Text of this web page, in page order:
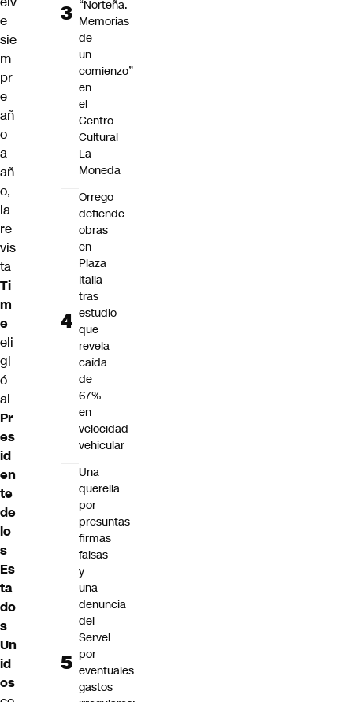
e
sie
m
pr
e
añ
o
a
añ
o,
la
re
vis
ta
Ti
m
e
eli
gi
ó
al
Pr
es
id
en
te
de
lo
s
Es
ta
do
s
Un
id
os
“Norteña.
Memorias
de
un
comienzo”
en
el
Centro
Cultural
La
Moneda
Orrego
defiende
obras
en
Plaza
Italia
tras
estudio
que
revela
caída
de
67%
en
velocidad
vehicular
Una
querella
por
presuntas
firmas
falsas
y
una
denuncia
del
Servel
por
eventuales
gastos